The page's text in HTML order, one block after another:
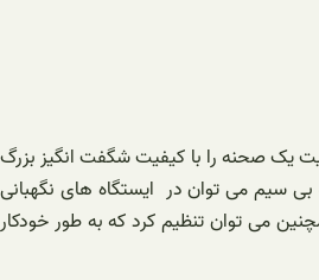
یک صحنه را با کیفیت شگفت انگیز بزرگ
مداربسته معمولاً برای نصب در مناطق کاملاً بزرگ و نیاز به ضبط نمای تا میزان 360 درجه استفاده می شود. از این دوربین مداربسته ۳۶۰ درجه بی سیم می توان در ایستگاه های نگهبانی
می توان تنظیم کرد که به طور خودکار